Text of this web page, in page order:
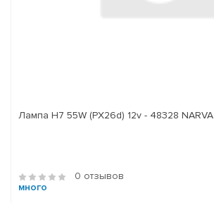
Лампа H7 55W (PX26d) 12v - 48328 NARVA
0 отзывов
много